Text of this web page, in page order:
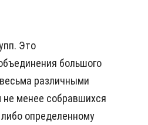
Это
большого
различными
не менее собравшихся
определенному